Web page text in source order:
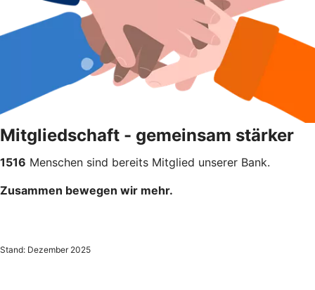
Mitgliedschaft - gemeinsam stärker
1516 Menschen sind bereits Mitglied unserer Bank.
Zusammen bewegen wir mehr.
Stand: Dezember 2025